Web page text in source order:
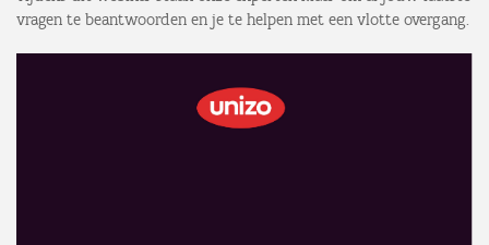
vragen te beantwoorden en je te helpen met een vlotte overgang.